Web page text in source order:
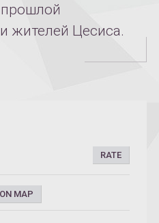
жителей Цесиса.
RATE
MAP